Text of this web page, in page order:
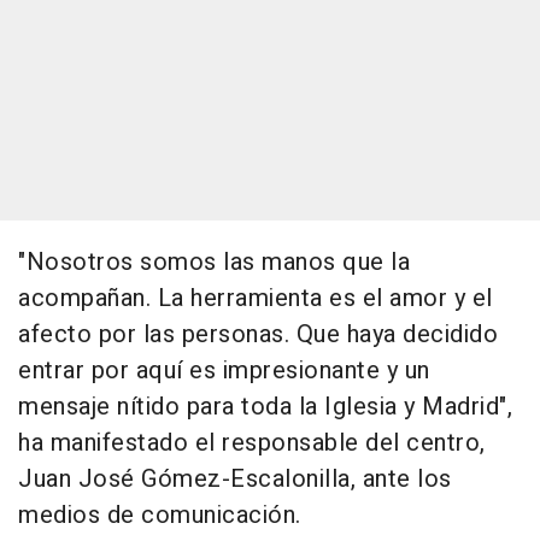
"Nosotros somos las manos que la
acompañan. La herramienta es el amor y el
afecto por las personas. Que haya decidido
entrar por aquí es impresionante y un
mensaje nítido para toda la Iglesia y Madrid",
ha manifestado el responsable del centro,
Juan José Gómez-Escalonilla, ante los
medios de comunicación.